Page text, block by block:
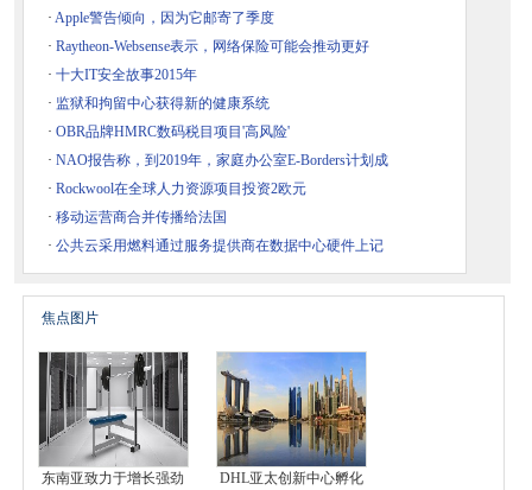
· Apple警告倾向，因为它邮寄了季度
· Raytheon-Websense表示，网络保险可能会推动更好
· 十大IT安全故事2015年
· 监狱和拘留中心获得新的健康系统
· OBR品牌HMRC数码税目项目'高风险'
· NAO报告称，到2019年，家庭办公室E-Borders计划成
· Rockwool在全球人力资源项目投资2欧元
· 移动运营商合并传播给法国
· 公共云采用燃料通过服务提供商在数据中心硬件上记
焦点图片
东南亚致力于增长强劲
DHL亚太创新中心孵化